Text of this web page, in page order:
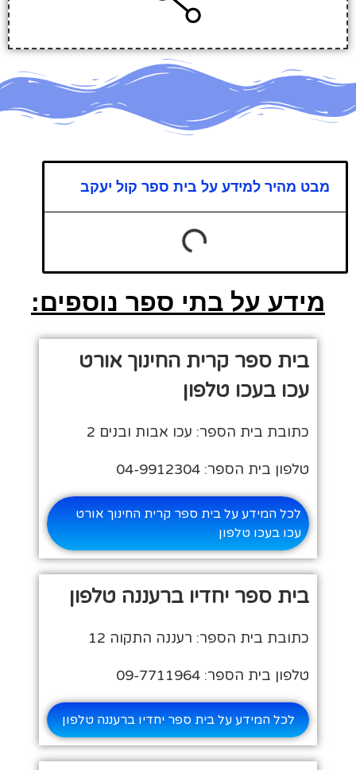
מבט מהיר למידע על בית ספר קול יעקב
מידע על בתי ספר נוספים:
בית ספר קרית החינוך אורט
עכו בעכו טלפון
כתובת בית הספר: עכו אבות ובנים 2
טלפון בית הספר: 04-9912304
לכל המידע על בית ספר קרית החינוך אורט
עכו בעכו טלפון
בית ספר יחדיו ברעננה טלפון
כתובת בית הספר: רעננה התקוה 12
טלפון בית הספר: 09-7711964
לכל המידע על בית ספר יחדיו ברעננה טלפון